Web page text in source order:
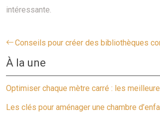
intéressante.
Conseils pour créer des bibliothèques
À la une
Optimiser chaque mètre carré : les
Les clés pour aménager une chambre